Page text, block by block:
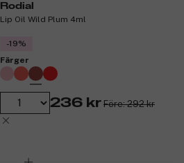
Rodial
Lip Oil Wild Plum 4ml
-19%
Färger
236 kr Före: 292 kr